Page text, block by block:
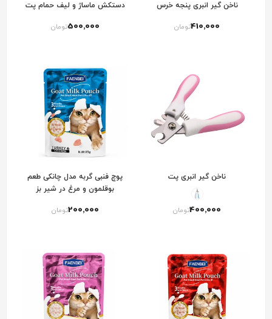
ناخن گیر انبری پنجه خرس
410٬000تومان
دستکش ماساژ و لیف حمام پت
500٬000تومان
ناخن گیر انبری پت
400٬000تومان
پوچ فنبی گربه مدل چانکی طعم
بوقلمون و مرغ در شیر بز
200٬000تومان